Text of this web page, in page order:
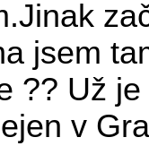
jsem
?? Už
v